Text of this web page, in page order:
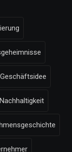
Geschäftsidee
Nachhaltigkeit